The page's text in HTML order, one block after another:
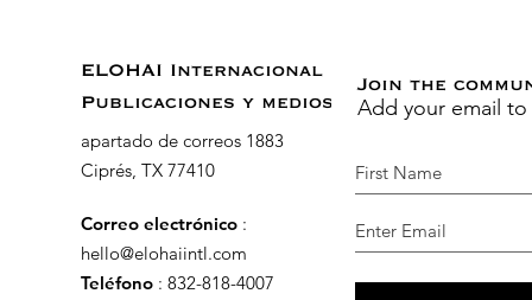
ELOHAI Internacional
Publicaciones y medios
apartado de correos 1883
Ciprés, TX 77410
Correo electrónico :
hello@elohaiintl.com
Teléfono : 832-818-4007
Join the
Add your email